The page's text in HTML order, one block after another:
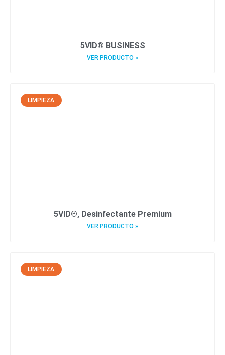
5VID® BUSINESS
VER PRODUCTO »
LIMPIEZA
5VID®, Desinfectante Premium
VER PRODUCTO »
LIMPIEZA